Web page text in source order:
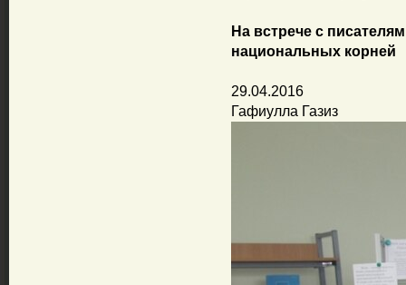
На встрече с
национальных корней
29.04.2016
Гафиулла Газиз